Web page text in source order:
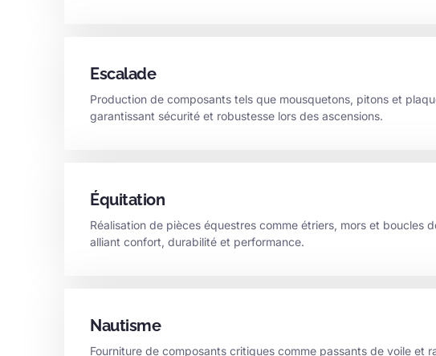
Escalade
Production de composants tels que mousquetons, pitons et
garantissant sécurité et robustesse lors des ascensions.
Équitation
Réalisation de pièces équestres comme étriers, mors et boucles
alliant confort, durabilité et performance.
Nautisme
Fourniture de composants critiques comme passants de voile et